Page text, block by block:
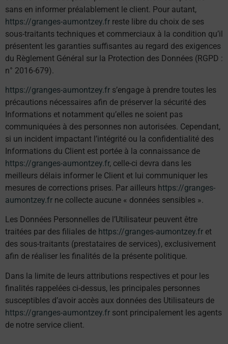
sans en informer préalablement le client. Pour autant,
https://granges-aumontzey.fr reste libre du choix de ses
sous-traitants techniques et commerciaux à la condition qu’il
présentent les garanties suffisantes au regard des exigences
du Règlement Général sur la Protection des Données (RGPD :
n° 2016-679).
https://granges-aumontzey.fr s’engage à prendre toutes les
précautions nécessaires afin de préserver la sécurité des
Informations et notamment qu’elles ne soient pas
communiquées à des personnes non autorisées. Cependant,
si un incident impactant l’intégrité ou la confidentialité des
Informations du Client est portée à la connaissance de
https://granges-aumontzey.fr, celle-ci devra dans les
meilleurs délais informer le Client et lui communiquer les
mesures de corrections prises. Par ailleurs https://granges-
aumontzey.fr ne collecte aucune « données sensibles ».
Les Données Personnelles de l’Utilisateur peuvent être
traitées par des filiales de https://granges-aumontzey.fr et
des sous-traitants (prestataires de services), exclusivement
afin de réaliser les finalités de la présente politique.
Dans la limite de leurs attributions respectives et pour les
finalités rappelées ci-dessus, les principales personnes
susceptibles d’avoir accès aux données des Utilisateurs de
https://granges-aumontzey.fr sont principalement les agents
de notre service client.